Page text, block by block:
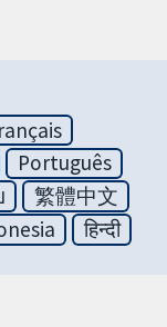
Português
繁體中文
हिन्दी